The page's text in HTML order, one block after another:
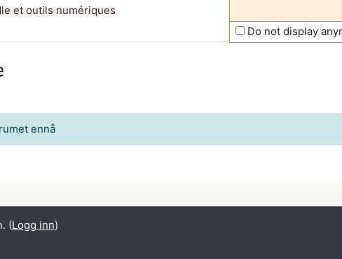
Do not display
et outils numériques
ennå
(Logg inn)